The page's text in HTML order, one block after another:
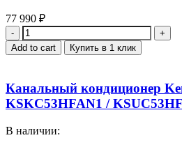
77 990 ₽
Quantity
Add to cart Купить в 1 клик
Канальный кондиционер
KSKC53HFAN1 /
В наличии: